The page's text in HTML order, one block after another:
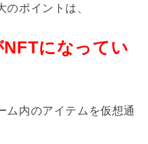
ポイントは、
になってい
ム内のアイテムを仮想通